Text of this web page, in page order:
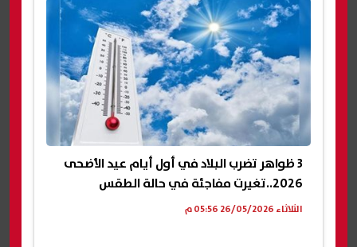
3 ظواهر تضرب البلاد في أول أيام عيد الأضحى
2026..تغيرت مفاجئة في حالة الطقس
الثلاثاء 26/05/2026 05:56 م